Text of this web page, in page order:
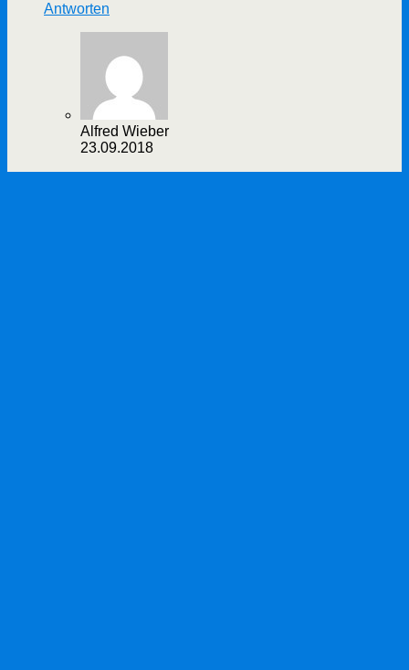
Antworten
Alfred Wieber
23.09.2018